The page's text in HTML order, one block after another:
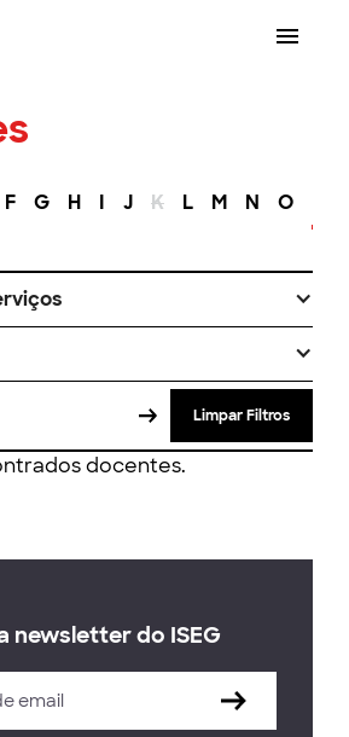
F G H I J K L M N O
Limpar Filtros
docentes.
newsletter do ISEG